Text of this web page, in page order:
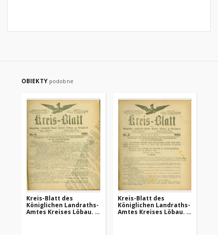
OBIEKTY podobne
Kreis-Blatt des
Königlichen Landraths-
Amtes Kreises Löbau. z
Kreis-Blatt des
Königlichen Landraths-
Amtes Kreises Löbau. z